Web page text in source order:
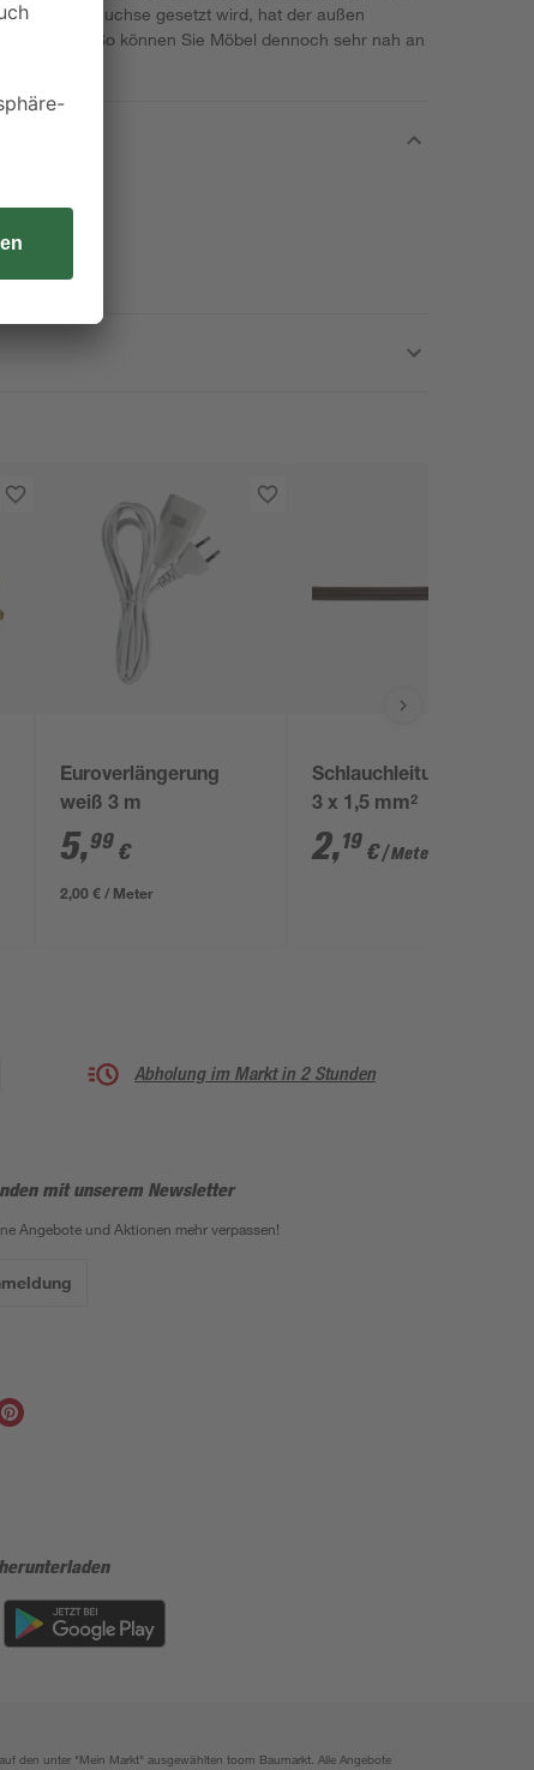
in die Buchse gesetzt wird, hat der außen
von 8 mm. So können Sie Möbel dennoch sehr nah an
Euroverlängerung
weiß 3 m
5,99 €
2,00 € / Meter
Schlauchleitung braun
3 x 1,5 mm²
2,19 €/ Meter
Abholung im Markt in 2 Stunden
mit unserem Newsletter
Angebote und Aktionen mehr verpassen!
den unter "Mein Markt" ausgewählten toom Baumarkt. Alle Angebote